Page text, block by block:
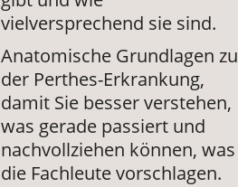
vielversprechend sie sind.
Anatomische Grundlagen zu
der Perthes-Erkrankung,
damit Sie besser verstehen,
was gerade passiert und
nachvollziehen können, was
die Fachleute vorschlagen.